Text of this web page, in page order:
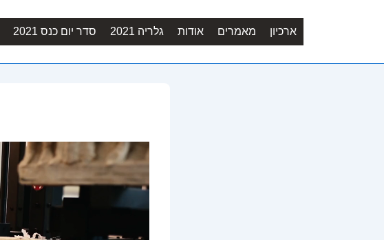
סדר יום כנס 2021 גלריה 2021 אודות מאמרים ארכיון